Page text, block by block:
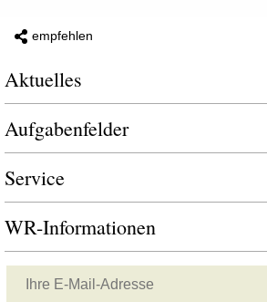
empfehlen
Aktuelles
Aufgabenfelder
Service
WR-Informationen